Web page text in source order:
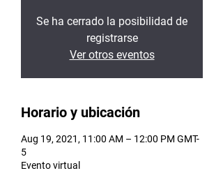
Se ha cerrado la posibilidad de
registrarse
Ver otros eventos
Horario y ubicación
Aug 19, 2021, 11:00 AM – 12:00 PM GMT-
5
Evento virtual